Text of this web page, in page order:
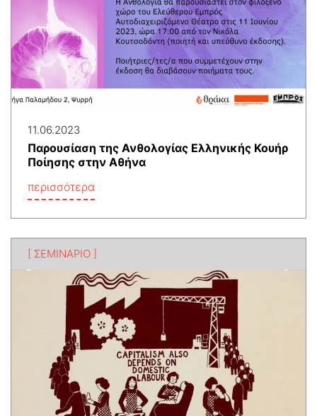
11.06.2023
Παρουσίαση της Ανθολογίας Ελληνικής Κουήρ
Ποίησης στην Αθήνα
περισσότερα
[ ΣΕΜΙΝΑΡΙΟ ]